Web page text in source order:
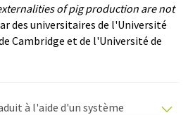
of pig production are not
des universitaires de l'Université
Cambridge et de l'Université de
à l'aide d'un système